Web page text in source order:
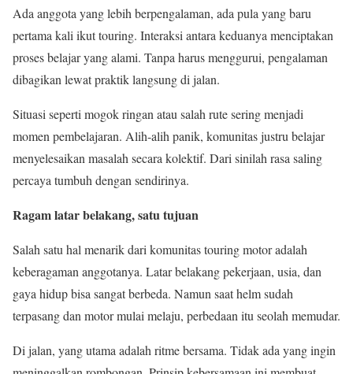
Ada anggota yang lebih berpengalaman, ada pula yang baru
pertama kali ikut touring. Interaksi antara keduanya menciptakan
proses belajar yang alami. Tanpa harus menggurui, pengalaman
dibagikan lewat praktik langsung di jalan.
Situasi seperti mogok ringan atau salah rute sering menjadi
momen pembelajaran. Alih-alih panik, komunitas justru belajar
menyelesaikan masalah secara kolektif. Dari sinilah rasa saling
percaya tumbuh dengan sendirinya.
Ragam latar belakang, satu tujuan
Salah satu hal menarik dari komunitas touring motor adalah
keberagaman anggotanya. Latar belakang pekerjaan, usia, dan
gaya hidup bisa sangat berbeda. Namun saat helm sudah
terpasang dan motor mulai melaju, perbedaan itu seolah memudar.
Di jalan, yang utama adalah ritme bersama. Tidak ada yang ingin